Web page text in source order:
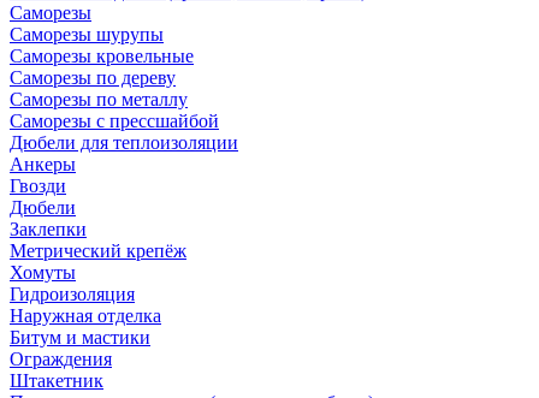
Саморезы
Саморезы шурупы
Саморезы кровельные
Саморезы по дереву
Саморезы по металлу
Саморезы с прессшайбой
Дюбели для теплоизоляции
Анкеры
Гвозди
Дюбели
Заклепки
Метрический крепёж
Хомуты
Гидроизоляция
Наружная отделка
Битум и мастики
Ограждения
Штакетник